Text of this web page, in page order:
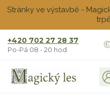
Stránky ve výstavbě -
+420 702 27 28 37
Po-Pá 08 - 20 hod